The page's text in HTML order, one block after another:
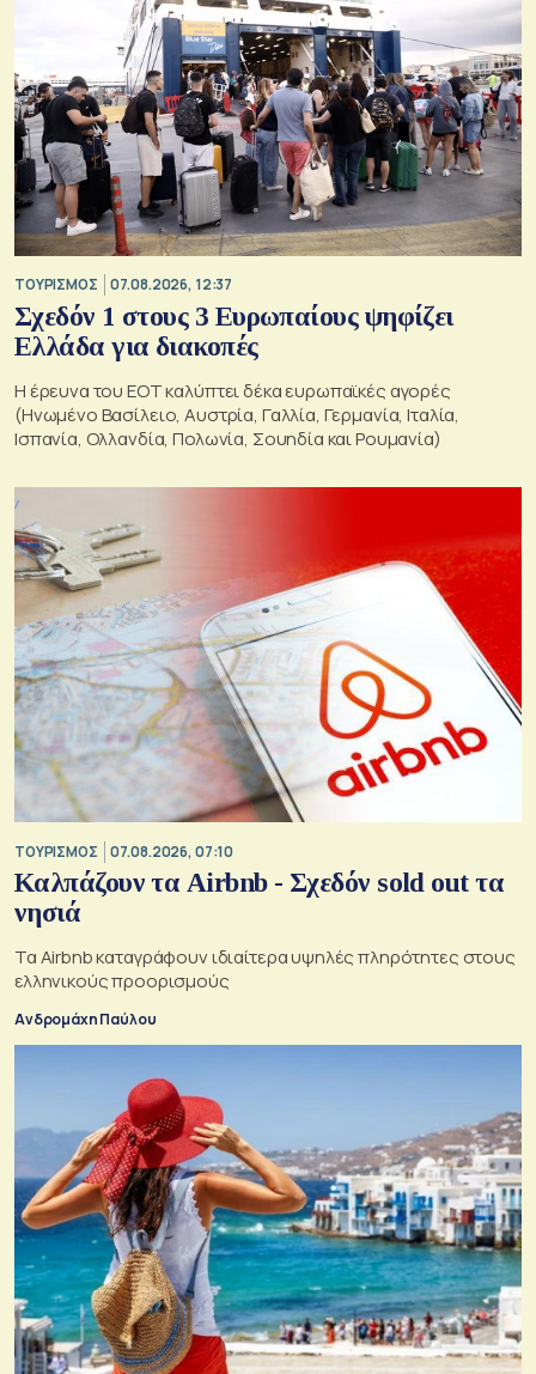
ΤΟΥΡΙΣΜΟΣ 07.08.2026, 12:37
Σχεδόν 1 στους 3 Ευρωπαίους ψηφίζει
Ελλάδα για διακοπές
Η έρευνα του ΕΟΤ καλύπτει δέκα ευρωπαϊκές αγορές
(Ηνωμένο Βασίλειο, Αυστρία, Γαλλία, Γερμανία, Ιταλία,
Ισπανία, Ολλανδία, Πολωνία, Σουηδία και Ρουμανία)
ΤΟΥΡΙΣΜΟΣ 07.08.2026, 07:10
Καλπάζουν τα Airbnb - Σχεδόν sold out τα
νησιά
Τα Airbnb καταγράφουν ιδιαίτερα υψηλές πληρότητες στους
ελληνικούς προορισμούς
Ανδρομάχη Παύλου